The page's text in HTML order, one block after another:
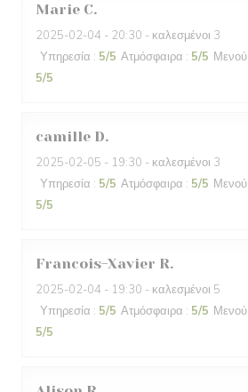
Marie C
2025-02-04 - 20:30 - καλεσμένοι 3
Υπηρεσία : 5/5 Ατμόσφαιρα : 5/5 Μενού
5/5
camille D
2025-02-05 - 19:30 - καλεσμένοι 3
Υπηρεσία : 5/5 Ατμόσφαιρα : 5/5 Μενού
5/5
Francois-Xavier R
2025-02-04 - 19:30 - καλεσμένοι 5
Υπηρεσία : 5/5 Ατμόσφαιρα : 5/5 Μενού
5/5